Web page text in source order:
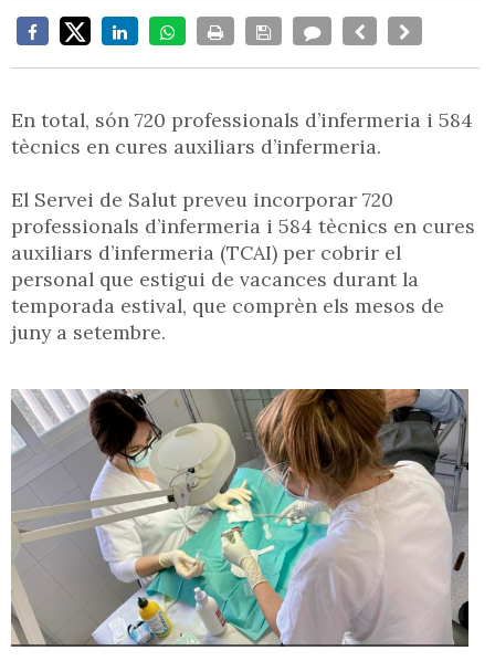
En total, són 720 professionals d’infermeria i 584
tècnics en cures auxiliars d’infermeria.
El Servei de Salut preveu incorporar 720
professionals d’infermeria i 584 tècnics en cures
auxiliars d’infermeria (TCAI) per cobrir el
personal que estigui de vacances durant la
temporada estival, que comprèn els mesos de
juny a setembre.